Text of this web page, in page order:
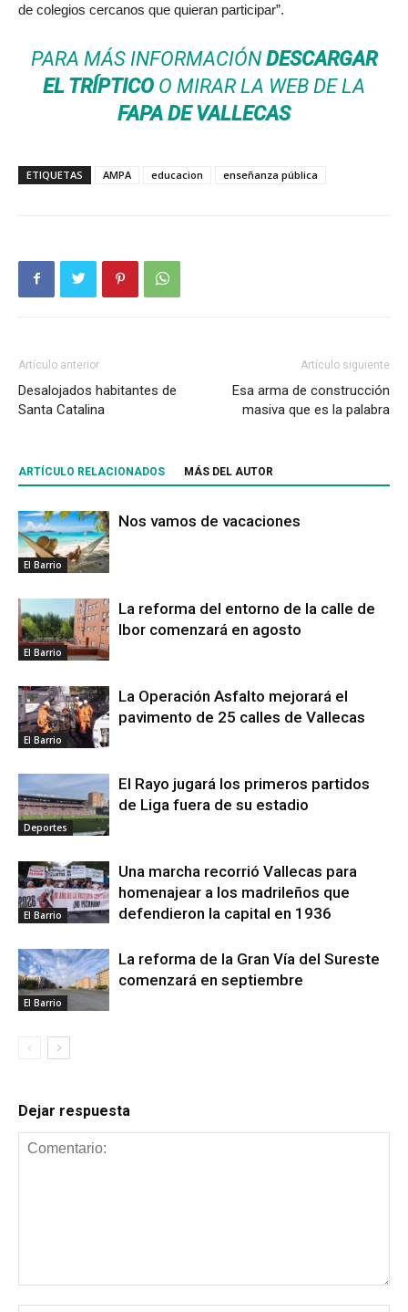
de colegios cercanos que quieran participar”.
PARA MÁS INFORMACIÓN DESCARGAR
EL TRÍPTICO O MIRAR LA WEB DE LA
FAPA DE VALLECAS
ETIQUETAS AMPA educacion enseñanza pública
Artículo anterior
Desalojados habitantes de
Santa Catalina
Artículo siguiente
Esa arma de construcción
masiva que es la palabra
ARTÍCULO RELACIONADOS MÁS DEL AUTOR
El Barrio
Nos vamos de vacaciones
El Barrio
La reforma del entorno de la calle de
Ibor comenzará en agosto
El Barrio
La Operación Asfalto mejorará el
pavimento de 25 calles de Vallecas
Deportes
El Rayo jugará los primeros partidos
de Liga fuera de su estadio
El Barrio
Una marcha recorrió Vallecas para
homenajear a los madrileños que
defendieron la capital en 1936
El Barrio
La reforma de la Gran Vía del Sureste
comenzará en septiembre
Dejar respuesta